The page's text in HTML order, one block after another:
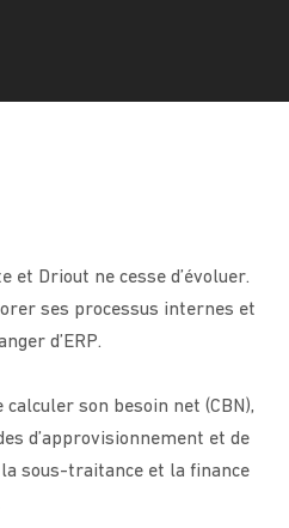
et Driout ne cesse d’évoluer.
ses processus internes et
d’ERP.
son besoin net (CBN),
d’approvisionnement et de
sous-traitance et la finance